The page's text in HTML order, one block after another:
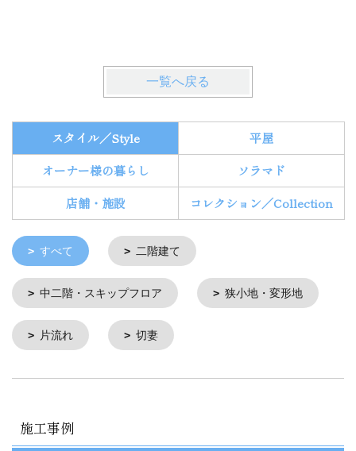
一覧へ戻る
スタイル／Style
平屋
オーナー様の暮らし
ソラマド
店舗・施設
コレクション／Collection
すべて 二階建て
中二階・スキップフロア 狭小地・変形地
片流れ 切妻
施工事例